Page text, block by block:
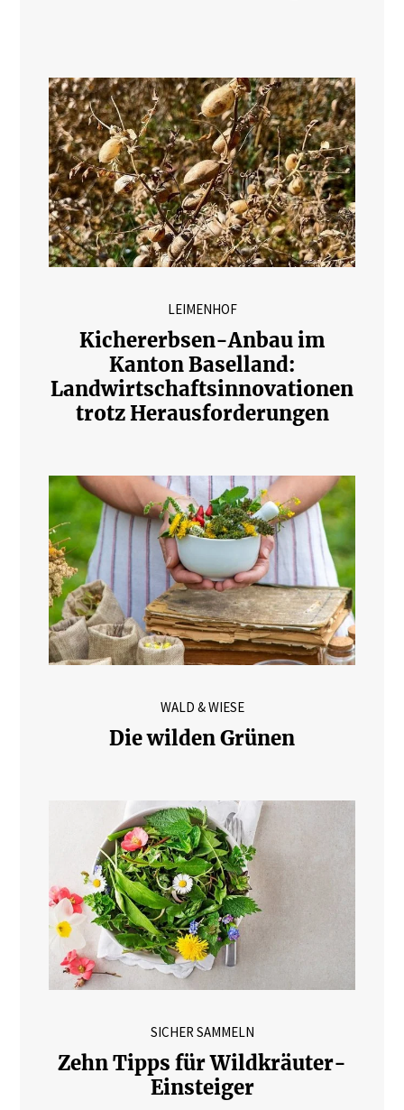
LEIMENHOF
Kichererbsen-Anbau im
Kanton Baselland:
Landwirtschaftsinnovationen
trotz Herausforderungen
WALD & WIESE
Die wilden Grünen
SICHER SAMMELN
Zehn Tipps für Wildkräuter-
Einsteiger